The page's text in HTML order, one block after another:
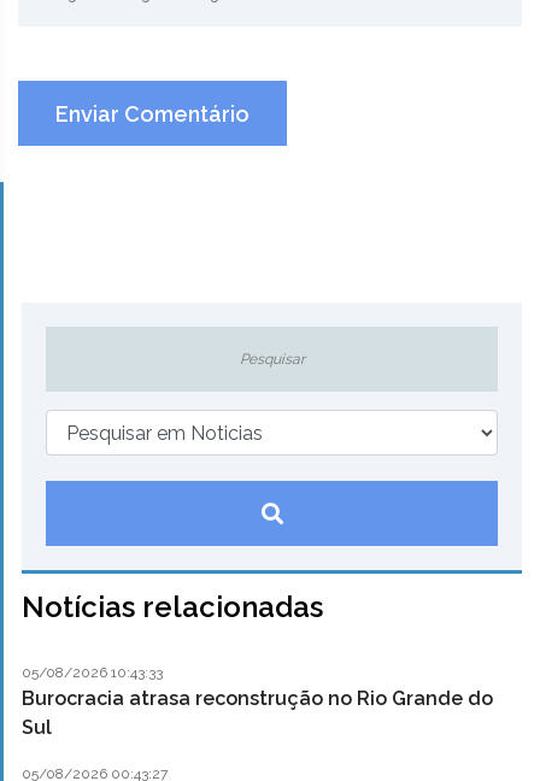
Enviar Comentário
Notícias relacionadas
05/08/2026 10:43:33
Burocracia atrasa reconstrução no Rio Grande do
Sul
05/08/2026 00:43:27